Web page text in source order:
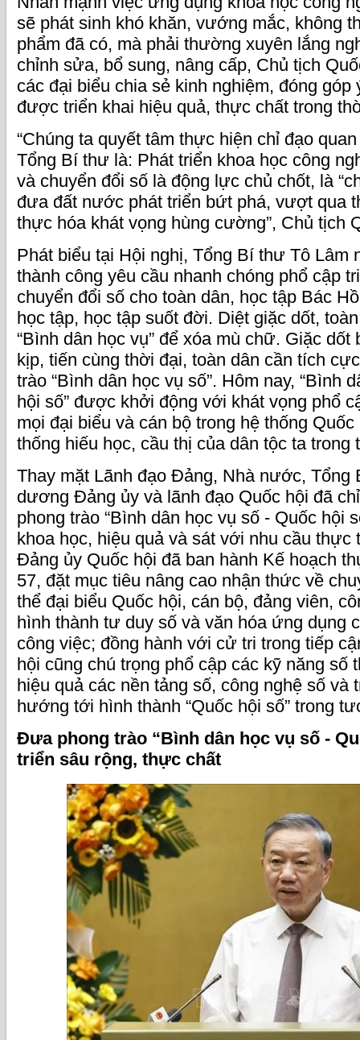
sẽ phát sinh khó khăn, vướng mắc, không
phẩm đã có, mà phải thường xuyên lắng
chỉnh sửa, bổ sung, nâng cấp, Chủ tịch
các đại biểu chia sẻ kinh nghiệm, đóng góp
được triển khai hiệu quả, thực chất trong
“Chúng ta quyết tâm thực hiện chỉ đạo
Tổng Bí thư là: Phát triển khoa học công
và chuyển đổi số là động lực chủ chốt, là
đưa đất nước phát triển bứt phá, vượt qua
thực hóa khát vọng hùng cường”, Chủ tịch
Phát biểu tại Hội nghị, Tổng Bí thư Tô Lâm
thành công yêu cầu nhanh chóng phổ cập
chuyển đổi số cho toàn dân, học tập Bác
học tập, học tập suốt đời. Diệt giặc dốt,
“Bình dân học vụ” để xóa mù chữ. Giặc dốt
kịp, tiến cùng thời đại, toàn dân cần tích
trào “Bình dân học vụ số”. Hôm nay, “Bình
hội số” được khởi động với khát vọng phổ
mọi đại biểu và cán bộ trong hệ thống
thống hiếu học, cầu thị của dân tộc ta trong
Thay mặt Lãnh đạo Đảng, Nhà nước, Tổng
dương Đảng ủy và lãnh đạo Quốc hội đã
phong trào “Bình dân học vụ số - Quốc hội
khoa học, hiệu quả và sát với nhu cầu
Đảng ủy Quốc hội đã ban hành Kế hoạch
57, đặt mục tiêu nâng cao nhận thức về
thể đại biểu Quốc hội, cán bộ, đảng viên,
hình thành tư duy số và văn hóa ứng dụng
công việc; đồng hành với cử tri trong tiếp
hội cũng chú trọng phổ cập các kỹ năng số
hiệu quả các nền tảng số, công nghệ số và
hướng tới hình thành “Quốc hội số” trong
Đưa phong trào “Bình dân học vụ số -
triển sâu rộng, thực chất